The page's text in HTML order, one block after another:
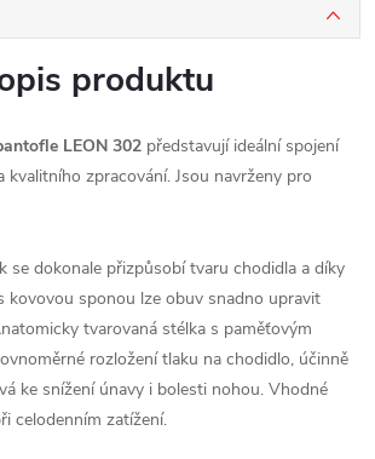
produktu
LEON 302 představují ideální spojení
zpracování. Jsou navrženy pro
se dokonale přizpůsobí tvaru chodidla a díky
kovovou sponou lze obuv snadno upravit
tvarovaná stélka s paměťovým
rozložení tlaku na chodidlo, účinně
ke snížení únavy i bolesti nohou. Vhodné
celodenním zatížení.